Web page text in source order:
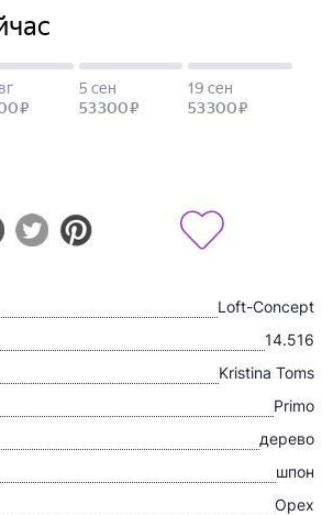
Loft-Concept
14.516
Kristina Toms
Primo
дерево
шпон
Орех